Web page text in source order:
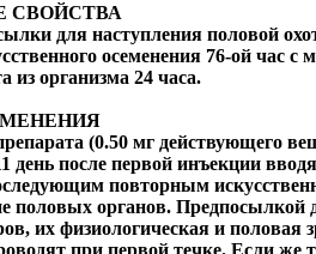
СВОЙСТВА
для наступления половой
осеменения 76-ой час с
из организма 24 часа.
(0.50 мг действующего
после первой инъекции
повторным
половых органов.
их физиологическая и половая
при первой течке. Если же